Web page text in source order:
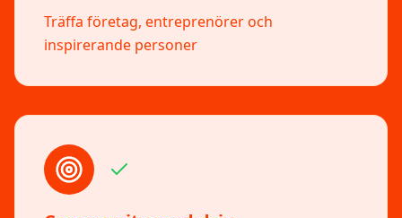
Träffa företag, entreprenörer och
inspirerande personer